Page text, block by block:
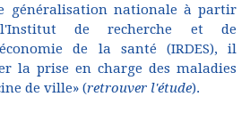
généralisation nationale à partir
de recherche et de
de la santé (IRDES), il
la prise en charge des maladies
de ville» (retrouver l'étude).